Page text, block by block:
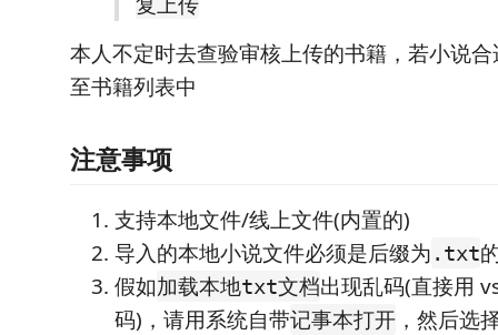
本人不定时去查验审核上传的书籍，若小说
至书籍列表中
注意事项
支持本地文件/线上文件(内置的)
导入的本地小说文件必须是后缀为 .txt
假如加载本地txt文档出现乱码(直接用
码)，请用系统自带记事本打开 ，然后选